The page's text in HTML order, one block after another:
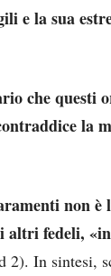
e la sua
che questi
la
non è
fedeli,
2). In sintesi,